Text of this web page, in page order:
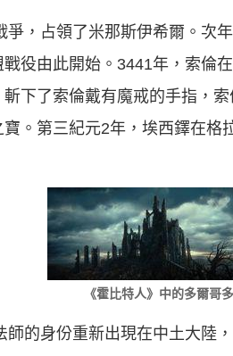
，占領了米那斯伊希爾。次
役由此開始。3441年，索倫
下了索倫戴有魔戒的手指，
。第三紀元2年，埃西鐸在
《霍比特人》中的多爾哥多
的身份重新出現在中土大陸